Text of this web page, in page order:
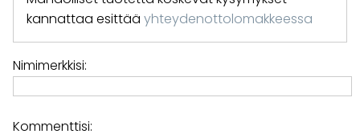
kannattaa esittää yhteydenottolomakkeessa
Nimimerkkisi:
Kommenttisi: